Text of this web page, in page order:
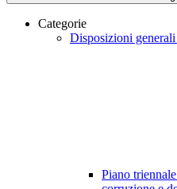
Categorie
Disposizioni generali
Piano